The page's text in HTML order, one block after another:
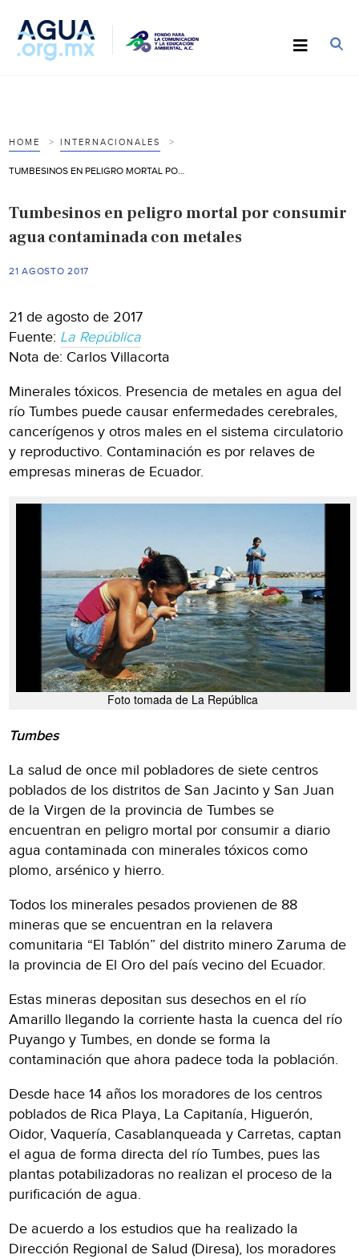
HOME INTERNACIONALES
Tumbesinos en peligro mortal por consumir
agua contaminada con metales
21 AGOSTO 2017
21 de agosto de 2017
Fuente: La República
Nota de: Carlos Villacorta
Minerales tóxicos. Presencia de metales en agua del
río Tumbes puede causar enfermedades cerebrales,
cancerígenos y otros males en el sistema circulatorio
y reproductivo. Contaminación es por relaves de
empresas mineras de Ecuador.
Foto tomada de La República
Tumbes
La salud de once mil pobladores de siete centros
poblados de los distritos de San Jacinto y San Juan
de la Virgen de la provincia de Tumbes se
encuentran en peligro mortal por consumir a diario
agua contaminada con minerales tóxicos como
plomo, arsénico y hierro.
Todos los minerales pesados provienen de 88
mineras que se encuentran en la relavera
comunitaria “El Tablón” del distrito minero Zaruma de
la provincia de El Oro del país vecino del Ecuador.
Estas mineras depositan sus desechos en el río
Amarillo llegando la corriente hasta la cuenca del río
Puyango y Tumbes, en donde se forma la
contaminación que ahora padece toda la población.
Desde hace 14 años los moradores de los centros
poblados de Rica Playa, La Capitanía, Higuerón,
Oidor, Vaquería, Casablanqueada y Carretas, captan
el agua de forma directa del río Tumbes, pues las
plantas potabilizadoras no realizan el proceso de la
purificación de agua.
De acuerdo a los estudios que ha realizado la
Dirección Regional de Salud (Diresa), los moradores